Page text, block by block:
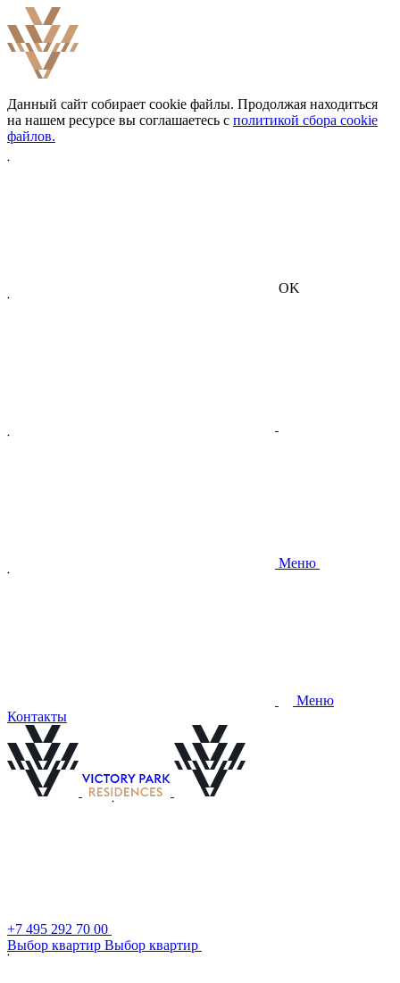
Данный сайт собирает cookie файлы. Продолжая находиться
на нашем ресурсе вы соглашаетесь с политикой сбора cookie
файлов.
OK
Меню
Меню
Контакты
+7 495 292 70 00
Выбор квартир Выбор квартир